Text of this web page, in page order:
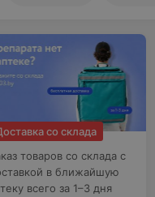
со склада
товаров со склада с
в ближайшую
всего за 1–3 дня